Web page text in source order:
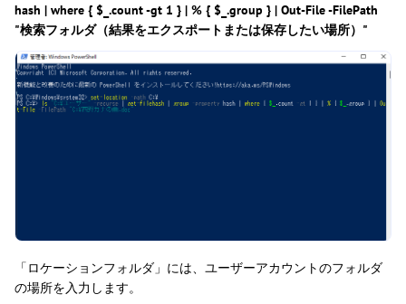
hash | where { $_.count -gt 1 } | % { $_.group } | Out-File -FilePath
"検索フォルダ（結果をエクスポートまたは保存したい場所） "
「ロケーションフォルダ」には、ユーザーアカウントのフォルダ
の場所を入力します。